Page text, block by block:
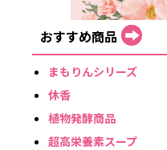
おすすめ商品
まもりんシリーズ
休香
植物発酵商品
超高栄養素スープ